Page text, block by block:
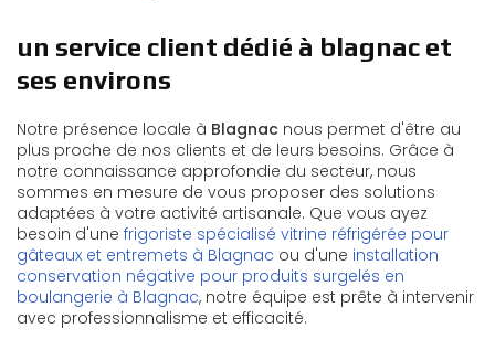
un service client dédié à blagnac et
ses environs
Notre présence locale à Blagnac nous permet d'être au
plus proche de nos clients et de leurs besoins. Grâce à
notre connaissance approfondie du secteur, nous
sommes en mesure de vous proposer des solutions
adaptées à votre activité artisanale. Que vous ayez
besoin d'une frigoriste spécialisé vitrine réfrigérée pour
gâteaux et entremets à Blagnac ou d'une installation
conservation négative pour produits surgelés en
boulangerie à Blagnac, notre équipe est prête à intervenir
avec professionnalisme et efficacité.